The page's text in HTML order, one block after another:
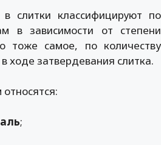
слитки классифицируют по
в зависимости от степени
тоже самое, по количеству
ходе затвердевания слитка.
;